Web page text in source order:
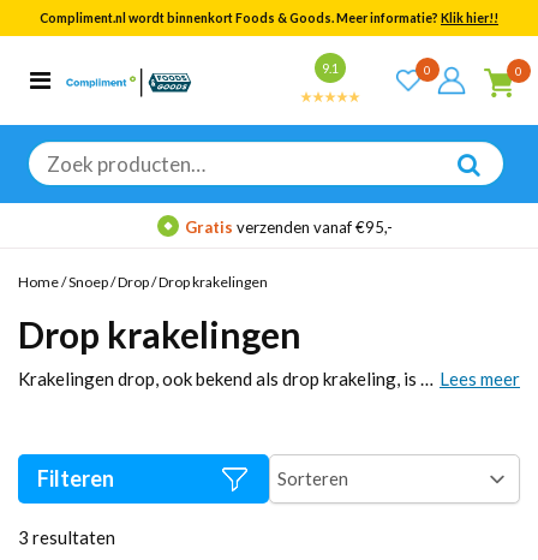
Compliment.nl wordt binnenkort Foods & Goods. Meer informatie? Klik hier!!
9.1 0 0
Zoeken
naar:
Categorieën
Bekijk alle resultaten
Gratis verzenden vanaf €95,-
Home/Snoep/Drop/Drop krakelingen
Drop krakelingen
Krakelingen drop, ook bekend als drop krakeling, is een echte klassieker. Bij Compliment.nl vind je een uitgebreid assortiment aan drop, van zoete dropjes tot laurierdrop. Bestel eenvoudig online en geniet van de lekkerste drop van topmerken zoals Venco en Klene. Lees meer
3 resultaten
Filteren